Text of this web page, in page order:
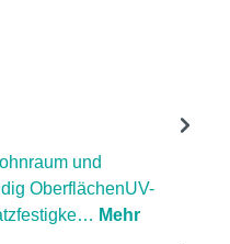
und
OberflächenUV-
Mehr